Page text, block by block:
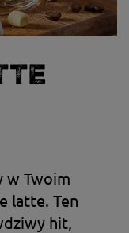
w Twoim
latte. Ten
hit,